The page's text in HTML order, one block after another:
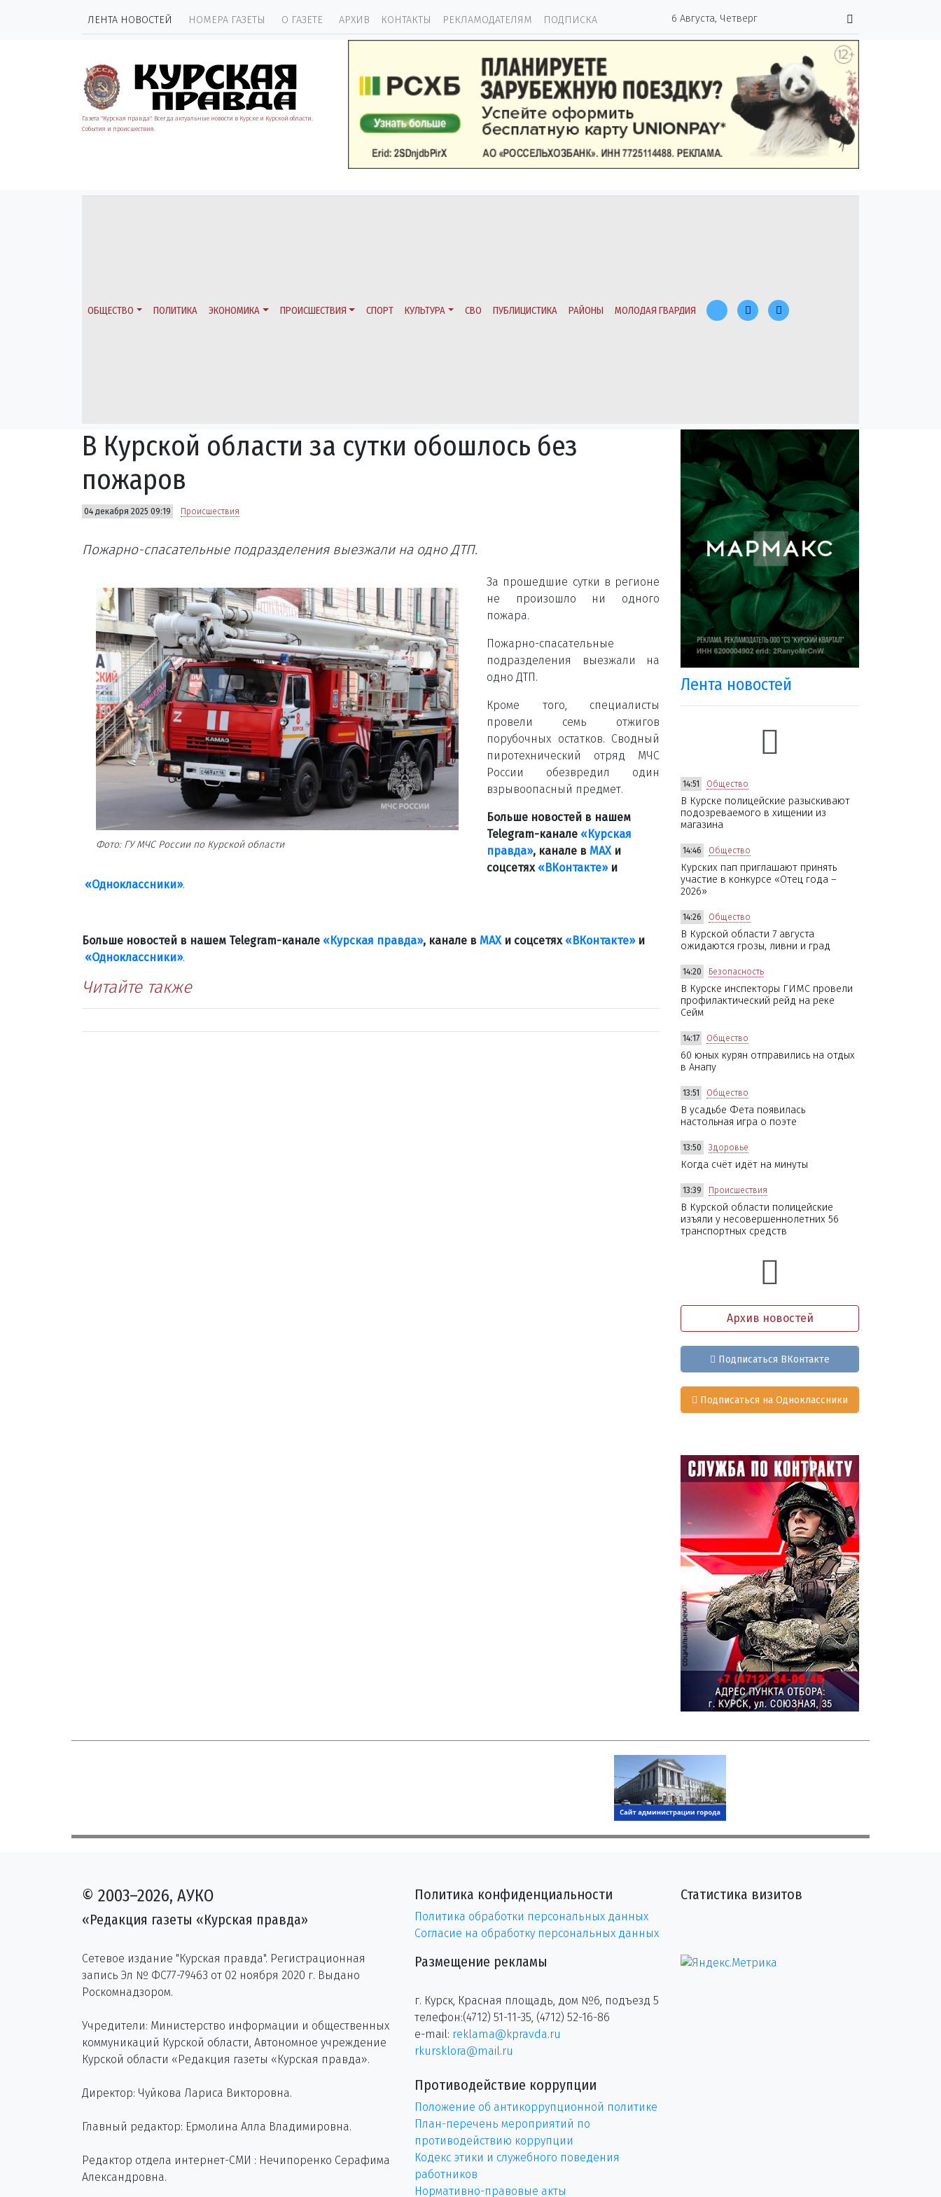
ЛЕНТА НОВОСТЕЙ НОМЕРА ГАЗЕТЫ О ГАЗЕТЕ АРХИВ КОНТАКТЫ РЕКЛАМОДАТЕЛЯМ ПОДПИСКА 6 Августа, Четверг
Газета "Курская правда". Всегда актуальные новости в Курске и Курской области.
События и происшествия.
ОБЩЕСТВО ПОЛИТИКА ЭКОНОМИКА ПРОИСШЕСТВИЯ СПОРТ КУЛЬТУРА СВО ПУБЛИЦИСТИКА РАЙОНЫ МОЛОДАЯ ГВАРДИЯ
В Курской области за сутки обошлось без
пожаров
04 декабря 2025 09:19 Происшествия
Пожарно-спасательные подразделения выезжали на одно ДТП.
Фото: ГУ МЧС России по Курской области
За прошедшие сутки в регионе
не произошло ни одного
пожара.
Пожарно-спасательные
подразделения выезжали на
одно ДТП.
Кроме того, специалисты
провели семь отжигов
порубочных остатков. Сводный
пиротехнический отряд МЧС
России обезвредил один
взрывоопасный предмет.
Больше новостей в нашем
Telegram-канале «Курская
правда», канале в МАХи
соцсетях «ВКонтакте»и
«Одноклассники».
Больше новостей в нашем Telegram-канале «Курская правда», канале в МАХи соцсетях «ВКонтакте»и
«Одноклассники».
Читайте также
Лента новостей
14:51 Общество
В Курске полицейские разыскивают
подозреваемого в хищении из
магазина
14:46 Общество
Курских пап приглашают принять
участие в конкурсе «Отец года –
2026»
14:26 Общество
В Курской области 7 августа
ожидаются грозы, ливни и град
14:20 Безопасность
В Курске инспекторы ГИМС провели
профилактический рейд на реке
Сейм
14:17 Общество
60 юных курян отправились на отдых
в Анапу
13:51 Общество
В усадьбе Фета появилась
настольная игра о поэте
13:50 Здоровье
Когда счёт идёт на минуты
13:39 Происшествия
В Курской области полицейские
изъяли у несовершеннолетних 56
транспортных средств
Архив новостей
Подписаться ВКонтакте
Подписаться на Одноклассники
© 2003–2026, АУКО
«Редакция газеты «Курская правда»
Сетевое издание "Курская правда". Регистрационная
запись Эл № ФС77-79463 от 02 ноября 2020 г. Выдано
Роскомнадзором.
Учредители: Министерство информации и общественных
коммуникаций Курской области, Автономное учреждение
Курской области «Редакция газеты «Курская правда».
Директор: Чуйкова Лариса Викторовна.
Главный редактор: Ермолина Алла Владимировна.
Редактор отдела интернет-СМИ : Нечипоренко Серафима
Александровна.
Политика конфиденциальности
Политика обработки персональных данных
Согласие на обработку персональных данных
Размещение рекламы
г. Курск, Красная площадь, дом №6, подъезд 5
телефон:(4712) 51-11-35, (4712) 52-16-86
e-mail: reklama@kpravda.ru
rkursklora@mail.ru
Противодействие коррупции
Положение об антикоррупционной политике
План-перечень мероприятий по
противодействию коррупции
Кодекс этики и служебного поведения
работников
Нормативно-правовые акты
Статистика визитов